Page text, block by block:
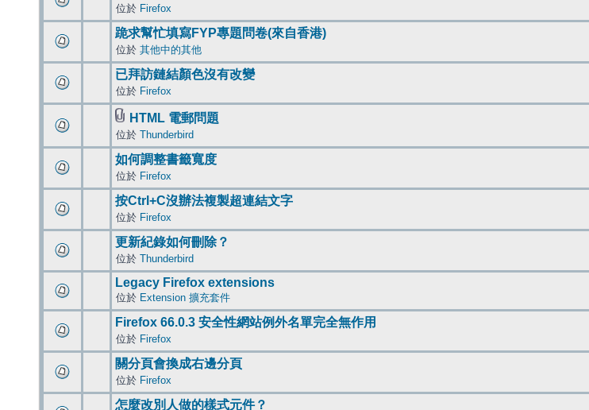
位於 Firefox
跪求幫忙填寫FYP專題問卷(來自香港)
位於 其他中的其他
已拜訪鏈結顏色沒有改變
位於 Firefox
HTML 電郵問題
位於 Thunderbird
如何調整書籤寬度
位於 Firefox
按Ctrl+C沒辦法複製超連結文字
位於 Firefox
更新紀錄如何刪除？
位於 Thunderbird
Legacy Firefox extensions
位於 Extension 擴充套件
Firefox 66.0.3 安全性網站例外名單完全無作用
位於 Firefox
關分頁會換成右邊分頁
位於 Firefox
怎麼改別人做的樣式元件？